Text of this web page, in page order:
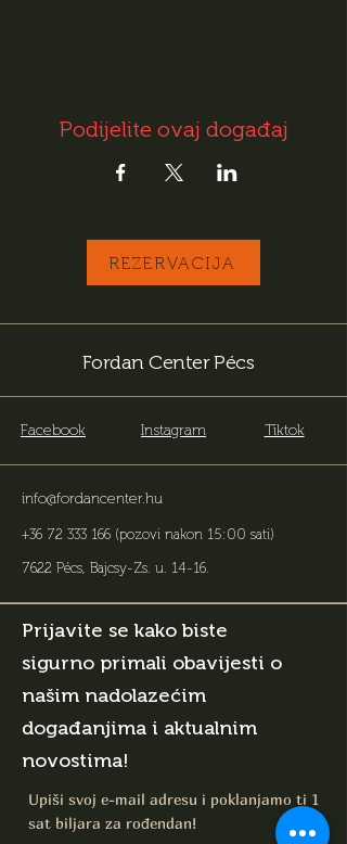
Podijelite ovaj događaj
REZERVACIJA
Fordan Center Pécs
Facebook Instagram Tiktok
info@fordancenter.hu
+36 72 333 166 (pozovi nakon 15:00 sati)
7622 Pécs, Bajcsy-Zs. u. 14-16.
Prijavite se kako biste
sigurno primali obavijesti o
našim nadolazećim
događanjima i aktualnim
novostima!
Upiši svoj e-mail adresu i poklanjamo ti 1
sat biljara za rođendan!